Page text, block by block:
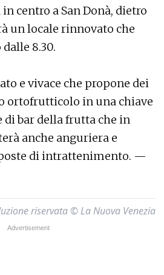
in centro a San Donà, dietro
un locale rinnovato che
8.30.
e vivace che propone dei
ortofrutticolo in una chiave
di bar della frutta che in
anche anguriera e
di intrattenimento. —
riservata © La Nuova Venezia